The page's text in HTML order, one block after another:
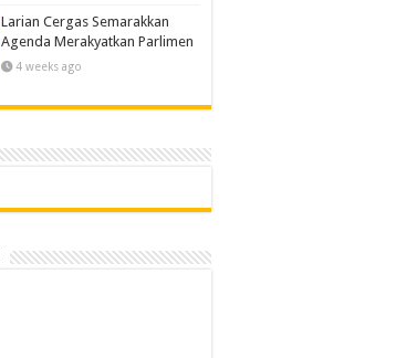
Larian Cergas Semarakkan
Agenda Merakyatkan Parlimen
4 weeks ago